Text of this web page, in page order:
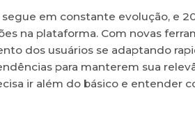
em constante evolução, e
na plataforma. Com novas
dos usuários se adaptando
para manterem sua
ir além do básico e entender